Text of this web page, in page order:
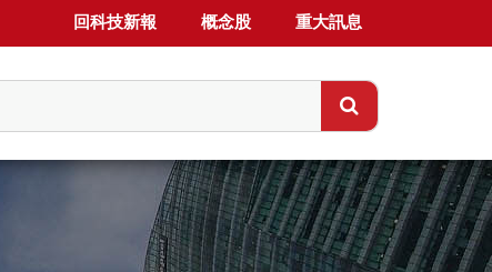
回科技新報 概念股 重大訊息